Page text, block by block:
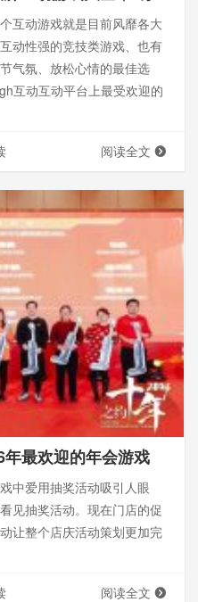
互动游戏就是目前风靡各大
动性强的竞技类游戏、也有
气氛、放松心情的最佳选
互动互动平台上最受欢迎的
阅读全文
最欢迎的年会游戏
中爱用抽奖活动吸引人眼
见抽奖活动。现在门店的促
让整个店庆活动策划更加完
阅读全文